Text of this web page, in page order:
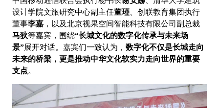
设计学院文旅研究中心副主任董瑾 、创联教育集团执行
董事李嘉 ，以及北京视果空间智能科技有限公司副总裁
马狄等嘉宾，围绕“长城文化的数字化传承与未来场
景”展开对话。嘉宾们一致认为， 数字化不仅是长城走向
未来的桥梁，更是推动中华文化软实力走向世界的重要
支点。